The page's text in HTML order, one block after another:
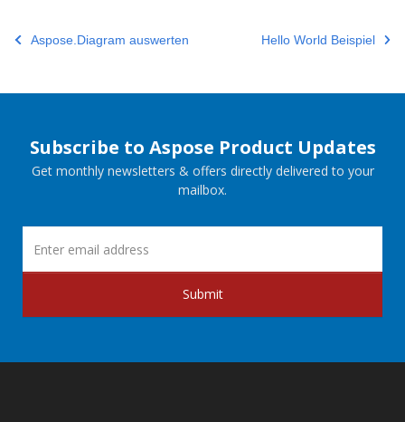
Aspose.Diagram auswerten Hello World Beispiel
Subscribe to Aspose Product Updates
Get monthly newsletters & offers directly delivered to your
mailbox.
Submit